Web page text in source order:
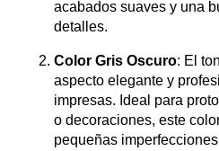
acabados suaves y una
detalles.
Color Gris Oscuro: El
aspecto elegante y
impresas. Ideal para
o decoraciones, este
pequeñas